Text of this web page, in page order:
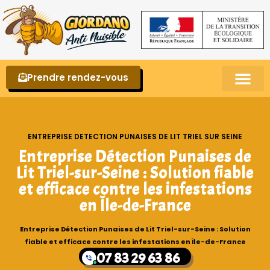
Prendre rendez-vous
ENTREPRISE DETECTION PUNAISES DE LIT TRIEL SUR SEINE
Entreprise Détection Punaises de
Lit Triel-sur-Seine : Solution fiable
et efficace contre les infestations
en Île-de-France
Entreprise Détection Punaises de Lit Triel-sur-Seine : Solution
fiable et efficace contre les infestations en Île-de-France
07 83 29 63 86